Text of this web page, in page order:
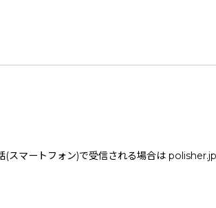
スマートフォン)で受信される場合は